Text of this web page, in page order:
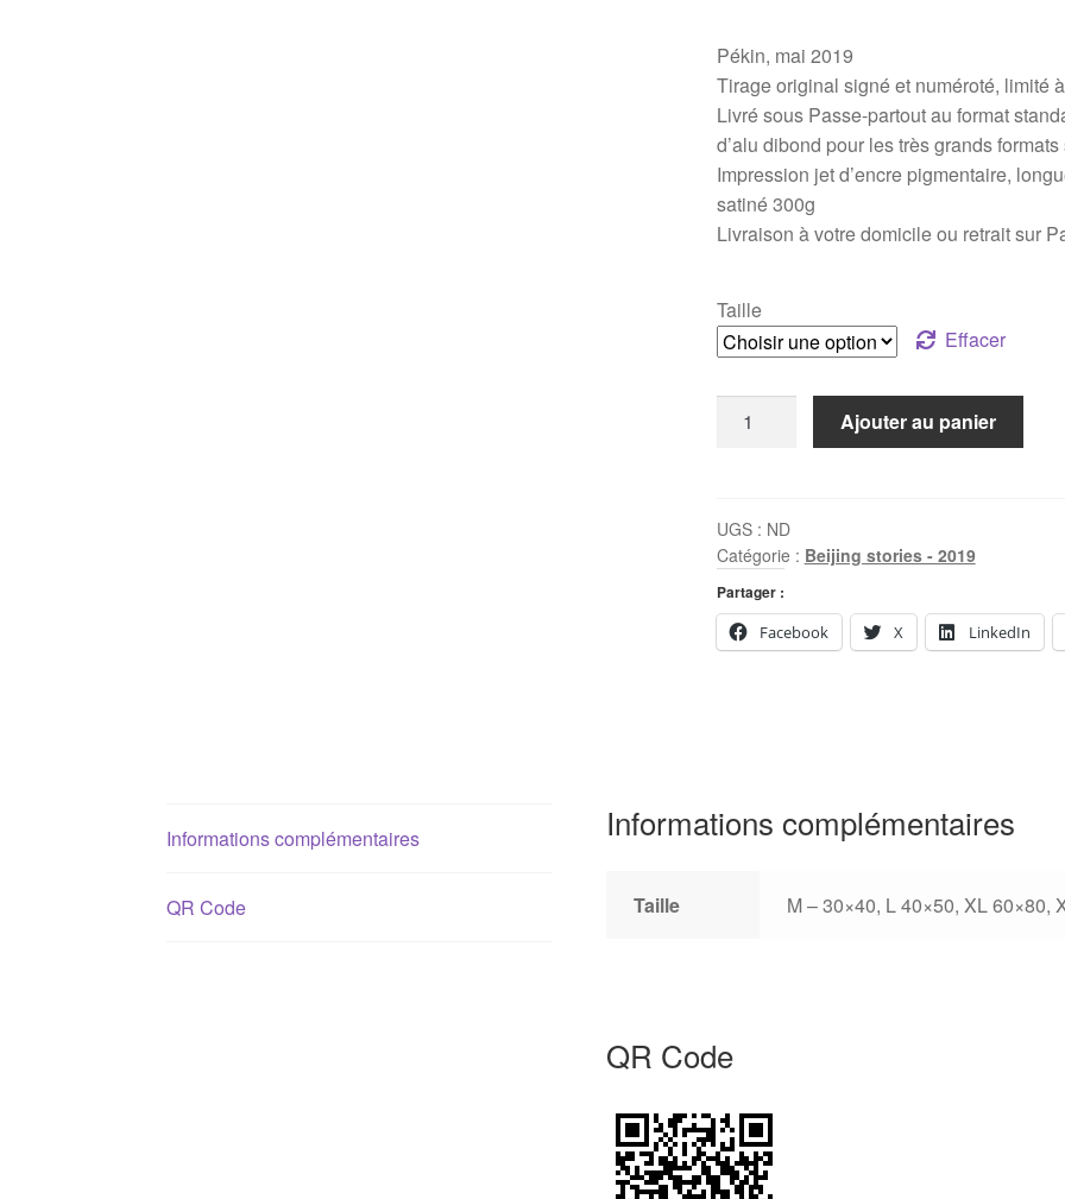
60€
à
210€
Pékin, mai 2019
Tirage original signé et numéroté, limité
Livré sous Passe-partout au format
d’alu dibond pour les très grands
Impression jet d’encre pigmentaire,
satiné 300g
Livraison à votre domicile ou retrait sur
Taille
Effacer
quantité
2
Ajouter au panier
UGS : ND
Catégorie : Beijing stories - 2019
Partager :
Facebook
X LinkedIn
Informations complémentaires
QR Code
Informations complémentaires
Taille M – 30×40, L 40×50, XL 60×80,
QR Code